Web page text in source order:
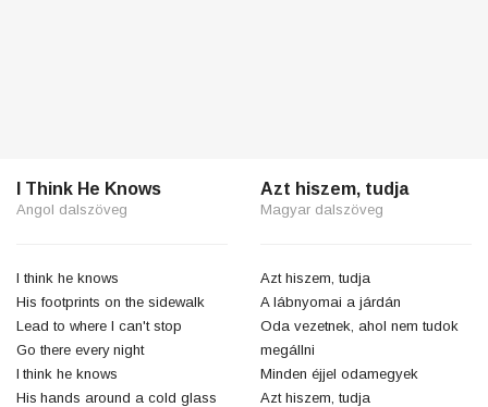
I Think He Knows
Angol dalszöveg
I think he knows
His footprints on the sidewalk
Lead to where I can't stop
Go there every night
I think he knows
His hands around a cold glass
Azt hiszem, tudja
Magyar dalszöveg
Azt hiszem, tudja
A lábnyomai a járdán
Oda vezetnek, ahol nem tudok
megállni
Minden éjjel odamegyek
Azt hiszem, tudja